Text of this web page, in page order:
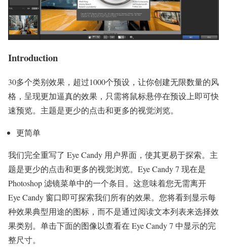
Introduction
30多个类别效果，超过1000个预设，让你创建无限数量的风
格，呈现更加逼真的效果，只需将鼠标悬停在预设上即可快
速预览。主题是更少的点击和更多的视觉浏览。
更简单
我们完全重写了 Eye Candy 用户界面，使其更易于探索。主
题是更少的点击和更多的视觉浏览。Eye Candy 7 现在是
Photoshop 滤镜菜单中的一个条目。这意味着您无需离开
Eye Candy 窗口即可探索我们所有的效果。您将看到显示每
种效果典型用途的图标，而不是通过阅读文本列表来选择效
果类别。单击下面的图像以查看在 Eye Candy 7 中显示的完
整尺寸。